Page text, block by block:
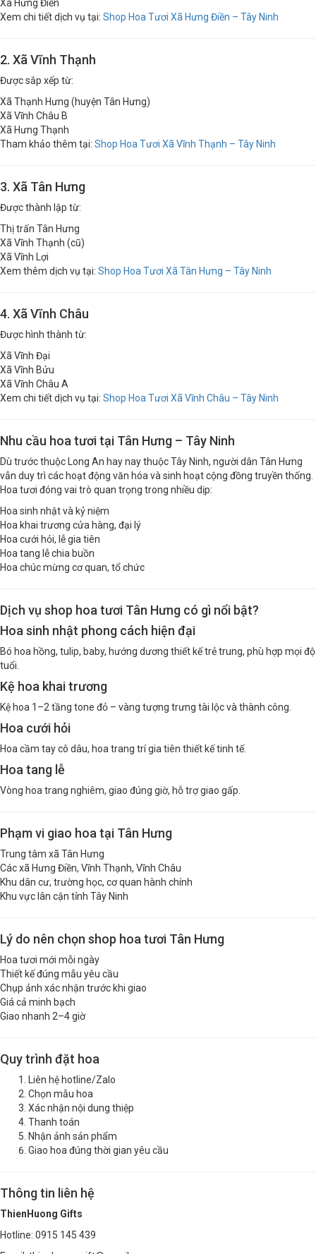
Xã Hưng Điền
Xem chi tiết dịch vụ tại:
Shop Hoa Tươi Xã Hưng Điền – Tây Ninh
2. Xã Vĩnh Thạnh
Được sắp xếp từ:
Xã Thạnh Hưng (huyện Tân Hưng)
Xã Vĩnh Châu B
Xã Hưng Thạnh
Tham khảo thêm tại:
Shop Hoa Tươi Xã Vĩnh Thạnh – Tây Ninh
3. Xã Tân Hưng
Được thành lập từ:
Thị trấn Tân Hưng
Xã Vĩnh Thạnh (cũ)
Xã Vĩnh Lợi
Xem thêm dịch vụ tại:
Shop Hoa Tươi Xã Tân Hưng – Tây Ninh
4. Xã Vĩnh Châu
Được hình thành từ:
Xã Vĩnh Đại
Xã Vĩnh Bửu
Xã Vĩnh Châu A
Xem chi tiết dịch vụ tại:
Shop Hoa Tươi Xã Vĩnh Châu – Tây Ninh
Nhu cầu hoa tươi tại Tân Hưng – Tây Ninh
Dù trước thuộc Long An hay nay thuộc Tây Ninh, người dân Tân Hưng
vẫn duy trì các hoạt động văn hóa và sinh hoạt cộng đồng truyền thống.
Hoa tươi đóng vai trò quan trọng trong nhiều dịp:
Hoa sinh nhật và kỷ niệm
Hoa khai trương cửa hàng, đại lý
Hoa cưới hỏi, lễ gia tiên
Hoa tang lễ chia buồn
Hoa chúc mừng cơ quan, tổ chức
Dịch vụ shop hoa tươi Tân Hưng có gì nổi bật?
Hoa sinh nhật phong cách hiện đại
Bó hoa hồng, tulip, baby, hướng dương thiết kế trẻ trung, phù hợp mọi độ
Kệ hoa khai trương
Kệ hoa 1–2 tầng tone đỏ – vàng tượng trưng tài lộc và thành công.
Hoa cưới hỏi
Hoa cầm tay cô dâu, hoa trang trí gia tiên thiết kế tinh tế.
Hoa tang lễ
Vòng hoa trang nghiêm, giao đúng giờ, hỗ trợ giao gấp.
Phạm vi giao hoa tại Tân Hưng
Trung tâm xã Tân Hưng
Các xã Hưng Điền, Vĩnh Thạnh, Vĩnh Châu
Khu dân cư, trường học, cơ quan hành chính
Khu vực lân cận tỉnh Tây Ninh
Lý do nên chọn shop hoa tươi Tân Hưng
Hoa tươi mới mỗi ngày
Thiết kế đúng mẫu yêu cầu
Chụp ảnh xác nhận trước khi giao
Giá cả minh bạch
Giao nhanh 2–4 giờ
Quy trình đặt hoa
Liên hệ hotline/Zalo
Chọn mẫu hoa
Xác nhận nội dung thiệp
Thanh toán
Nhận ảnh sản phẩm
Giao hoa đúng thời gian yêu cầu
Thông tin liên hệ
ThienHuong Gifts